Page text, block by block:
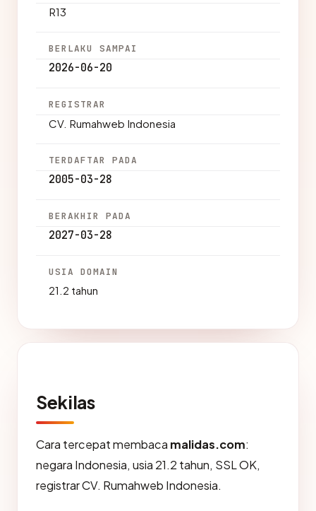
R13
BERLAKU SAMPAI
2026-06-20
REGISTRAR
CV. Rumahweb Indonesia
TERDAFTAR PADA
2005-03-28
BERAKHIR PADA
2027-03-28
USIA DOMAIN
21.2 tahun
Sekilas
Cara tercepat membaca malidas.com:
negara Indonesia, usia 21.2 tahun, SSL OK,
registrar CV. Rumahweb Indonesia.